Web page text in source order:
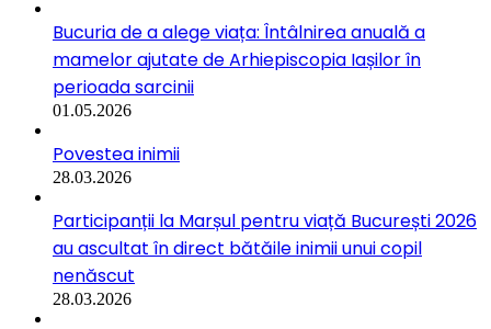
Bucuria de a alege viața: Întâlnirea anuală a
mamelor ajutate de Arhiepiscopia Iașilor în
perioada sarcinii
01.05.2026
Povestea inimii
28.03.2026
Participanții la Marșul pentru viață București 2026
au ascultat în direct bătăile inimii unui copil
nenăscut
28.03.2026